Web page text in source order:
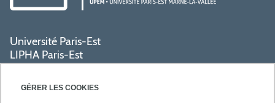
GÉRER LES COOKIES
Université Paris-Est
LIPHA Paris-Est
Campus Centre de Créteil
61, avenue du Général de Gaulle